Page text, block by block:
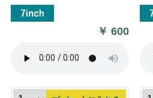
￥600